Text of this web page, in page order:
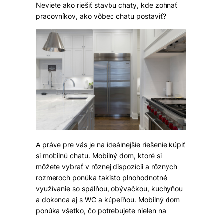
Neviete ako riešiť stavbu chaty, kde zohnať
pracovníkov, ako vôbec chatu postaviť?
A práve pre vás je na ideálnejšie riešenie kúpiť
si mobilnú chatu. Mobilný dom, ktoré si
môžete vybrať v rôznej dispozícii a rôznych
rozmeroch ponúka takisto plnohodnotné
využívanie so spálňou, obývačkou, kuchyňou
a dokonca aj s WC a kúpeľňou. Mobilný dom
ponúka všetko, čo potrebujete nielen na